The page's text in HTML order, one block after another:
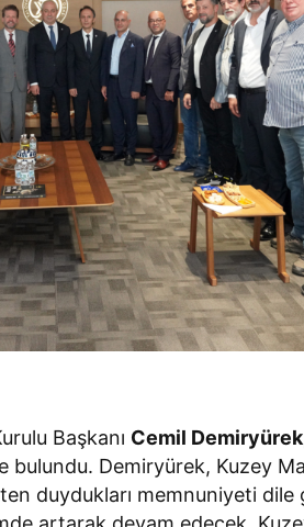
Başkanı Cemil Demiryürek
bulundu. Demiryürek, Kuzey
duydukları memnuniyeti dile